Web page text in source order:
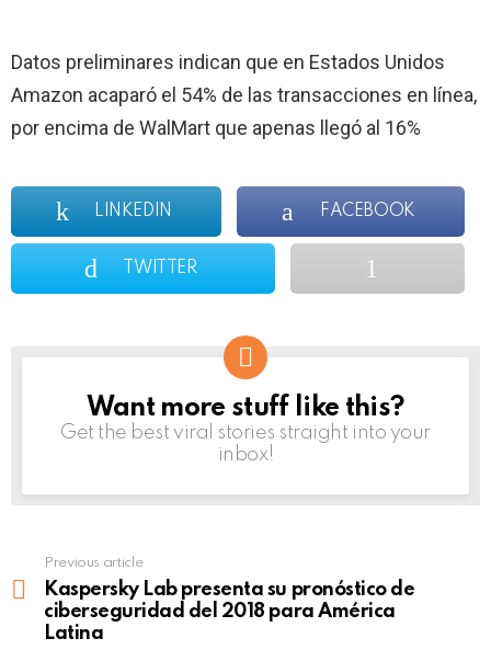
Datos preliminares indican que en Estados Unidos
Amazon acaparó el 54% de las transacciones en línea,
por encima de WalMart que apenas llegó al 16%
LINKEDIN FACEBOOK
TWITTER
NEWSLETTER
Want more stuff like this?
Get the best viral stories straight into your
inbox!
more
Previous article
Kaspersky Lab presenta su pronóstico de
ciberseguridad del 2018 para América
Latina